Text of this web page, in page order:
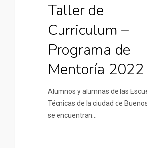
Taller de
Curriculum –
Programa de
Mentoría 2022
Alumnos y alumnas de las
Técnicas de la ciudad de
se encuentran…